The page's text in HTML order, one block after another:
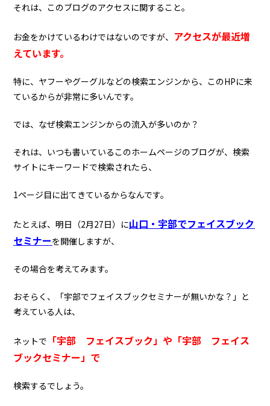
それは、このブログのアクセスに関すること。
お金をかけているわけではないのですが、 アクセスが最近増
えています。
特に、ヤフーやグーグルなどの検索エンジンから、このHPに来
ているからが非常に多いんです。
では、なぜ検索エンジンからの流入が多いのか？
それは、いつも書いているこのホームページのブログが、検索
サイトにキーワードで検索されたら、
1ページ目に出てきているからなんです。
たとえば、明日（2月27日）に山口・宇部でフェイスブック
セミナーを開催しますが、
その場合を考えてみます。
おそらく、「宇部でフェイスブックセミナーが無いかな？」と
考えている人は、
ネットで 「宇部 フェイスブック」や「宇部 フェイス
ブックセミナー」で
検索するでしょう。